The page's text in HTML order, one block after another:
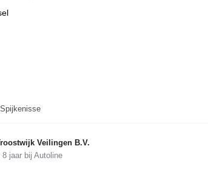
Veilingen B.V.
8jaar bij Autoline